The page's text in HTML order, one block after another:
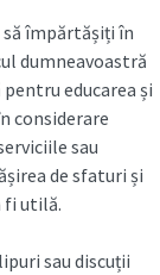
împărtășiți în
dumneavoastră
educarea și
considerare
sau
de sfaturi și
fi utilă.
sau discuții